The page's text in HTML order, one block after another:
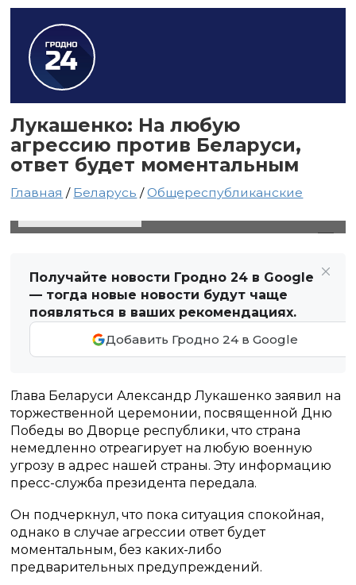
Лукашенко: На любую
агрессию против Беларуси,
ответ будет моментальным
Главная / Беларусь /Общереспубликанские
Получайте новости Гродно 24 в Google
— тогда новые новости будут чаще
появляться в ваших рекомендациях.
Добавить Гродно 24 в Google
Глава Беларуси Александр Лукашенко заявил на
торжественной церемонии, посвященной Дню
Победы во Дворце республики, что страна
немедленно отреагирует на любую военную
угрозу в адрес нашей страны. Эту информацию
пресс-служба президента передала.
Он подчеркнул, что пока ситуация спокойная,
однако в случае агрессии ответ будет
моментальным, без каких-либо
предварительных предупреждений.